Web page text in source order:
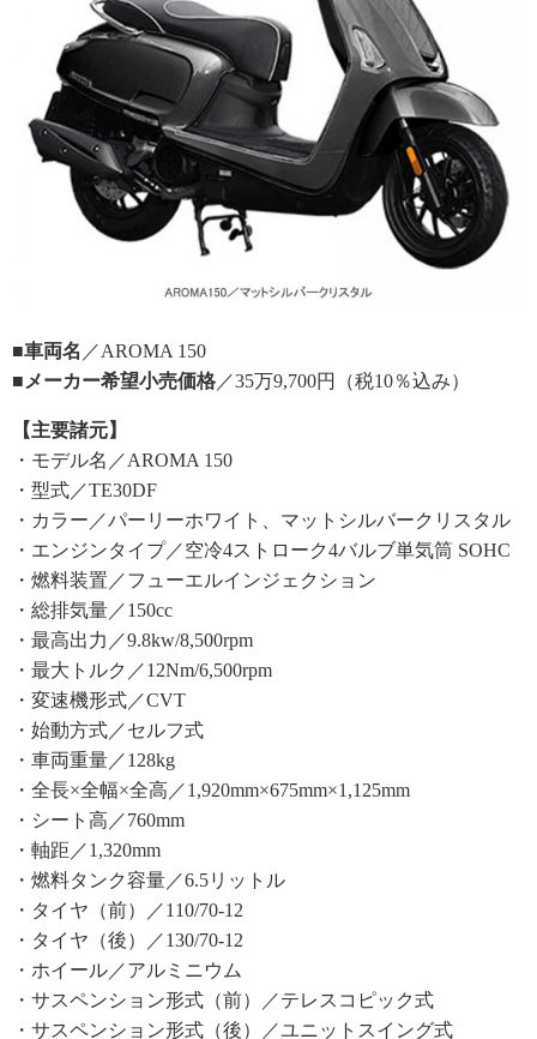
■車両名 ／AROMA 150
■メーカー希望小売価格 ／35万9,700円（税10％込み）
【主要諸元】
・モデル名／AROMA 150
・型式／TE30DF
・カラー／パーリーホワイト、マットシルバークリスタル
・エンジンタイプ／空冷4ストローク4バルブ単気筒 SOHC
・燃料装置／フューエルインジェクション
・総排気量／150cc
・最高出力／9.8kw/8,500rpm
・最大トルク／12Nm/6,500rpm
・変速機形式／CVT
・始動方式／セルフ式
・車両重量／128kg
・全長×全幅×全高／1,920mm×675mm×1,125mm
・シート高／760mm
・軸距／1,320mm
・燃料タンク容量／6.5リットル
・タイヤ（前）／110/70-12
・タイヤ（後）／130/70-12
・ホイール／アルミニウム
・サスペンション形式（前）／テレスコピック式
・サスペンション形式（後）／ユニットスイング式